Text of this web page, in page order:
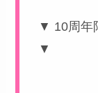
▼ 10周年
▼